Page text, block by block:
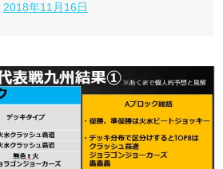
2018年11月16日